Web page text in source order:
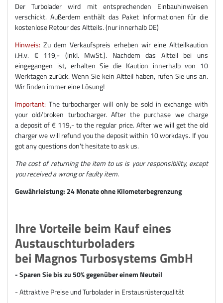
Der Turbolader wird mit entsprechenden Einbauhinweisen
verschickt. Außerdem enthält das Paket Informationen für die
kostenlose Retour des Altteils. (nur innerhalb DE)
Hinweis: Zu dem Verkaufspreis erheben wir eine Altteilkaution
i.H.v. € 119,- (inkl. MwSt.). Nachdem das Altteil bei uns
eingegangen ist, erhalten Sie die Kaution innerhalb von 10
Werktagen zurück. Wenn Sie kein Altteil haben, rufen Sie uns an.
Wir finden immer eine Lösung!
Important: The turbocharger will only be sold in exchange with
your old/broken turbocharger. After the purchase we charge
a deposit of € 119,- to the regular price. After we will get the old
charger we will refund you the deposit within 10 workdays. If you
got any questions don't hesitate to ask us.
The cost of returning the item to us is your responsibility, except
you received a wrong or faulty item.
Gewährleistung: 24 Monate ohne Kilometerbegrenzung
Ihre Vorteile beim Kauf eines
Austauschturboladers
bei Magnos Turbosystems GmbH
- Sparen Sie bis zu 50% gegenüber einem Neuteil
- Attraktive Preise und Turbolader in Erstausrüsterqualität